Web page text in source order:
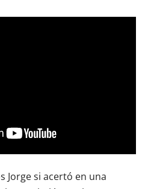
Jorge si acertó en una